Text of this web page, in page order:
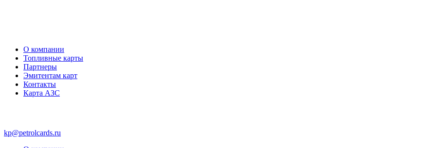
О компании
Топливные карты
Партнеры
Эмитентам карт
Контакты
Карта АЗС
kp@petrolcards.ru